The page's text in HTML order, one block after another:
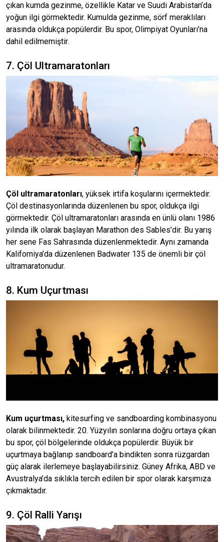
çıkan kumda gezinme, özellikle Katar ve Suudi Arabistan’da
yoğun ilgi görmektedir. Kumulda gezinme, sörf meraklıları
arasında oldukça popülerdir. Bu spor, Olimpiyat Oyunları’na
dahil edilmemiştir.
7. Çöl Ultramaratonları
Çöl ultramaratonları, yüksek irtifa koşularını içermektedir.
Çöl destinasyonlarında düzenlenen bu spor, oldukça ilgi
görmektedir. Çöl ultramaratonları arasında en ünlü olanı 1986
yılında ilk olarak başlayan Marathon des Sables’dir. Bu yarış
her sene Fas Sahrasında düzenlenmektedir. Aynı zamanda
Kaliforniya’da düzenlenen Badwater 135 de önemli bir çöl
ultramaratonudur.
8. Kum Uçurtması
Kum uçurtması, kitesurfing ve sandboarding kombinasyonu
olarak bilinmektedir. 20. Yüzyılın sonlarına doğru ortaya çıkan
bu spor, çöl bölgelerinde oldukça popülerdir. Büyük bir
uçurtmaya bağlanıp sandboard’a bindikten sonra rüzgardan
güç alarak ilerlemeye başlayabilirsiniz. Güney Afrika, ABD ve
Avustralya’da sıklıkla tercih edilen bir spor olarak karşımıza
çıkmaktadır.
9. Çöl Ralli Yarışı